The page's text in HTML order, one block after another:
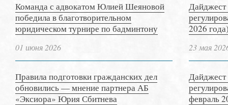
Команда с адвокатом Юлией Шеяновой
победила в благотворительном
юридическом турнире по бадминтону
01 июня 2026
Правила подготовки гражданских дел
обновились — мнение партнера АБ
«Эксиора» Юрия Сбитнева
Дайджест
2026
23 мая
Дайджест
февраль